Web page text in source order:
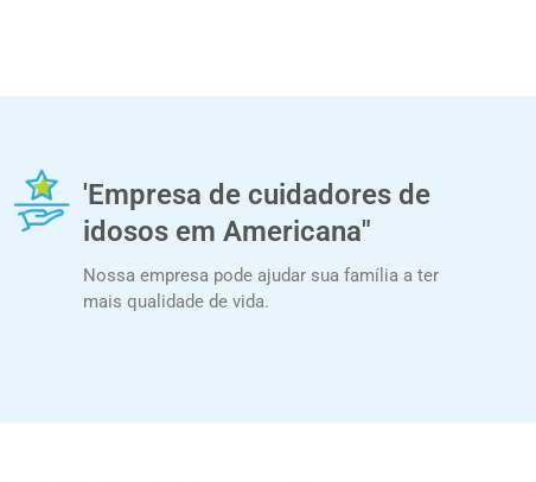
'Empresa de cuidadores de
idosos em Americana"
Nossa empresa pode ajudar sua família a ter
mais qualidade de vida.